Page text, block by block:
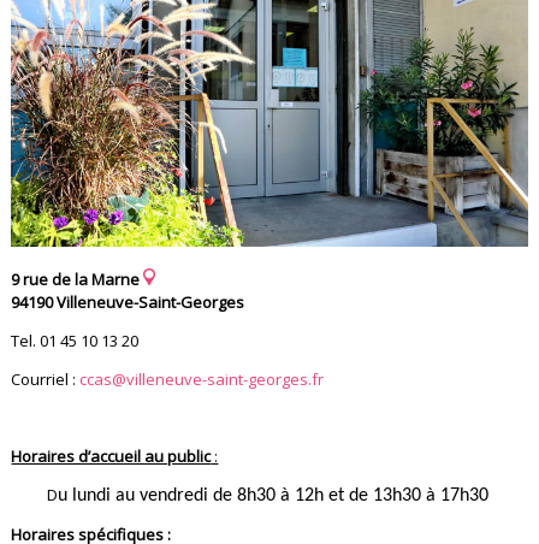
9 rue de la Marne
94190 Villeneuve-Saint-Georges
Tel. 01 45 10 13 20
Courriel : ccas@villeneuve-saint-georges.fr
Horaires d’accueil au public:
Du lundi au vendredi de 8h30 à 12h et de 13h30 à 17h30
Horaires spécifiques :